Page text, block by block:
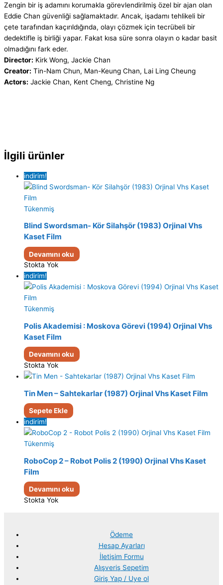
Zengin bir iş adamını korumakla görevlendirilmiş özel bir ajan olan
Eddie Chan güvenliği sağlamaktadır. Ancak, işadamı tehlikeli bir
çete tarafından kaçırıldığında, olayı çözmek için tecrübeli bir
dedektifle iş birliği yapar. Fakat kısa süre sonra olayın o kadar basit
olmadığını fark eder.
Director: Kirk Wong, Jackie Chan
Creator: Tin-Nam Chun, Man-Keung Chan, Lai Ling Cheung
Actors: Jackie Chan, Kent Cheng, Christine Ng
İlgili ürünler
indirim!
Tükenmiş
Blind Swordsman- Kör Silahşör (1983) Orjinal Vhs
Kaset Film
Devamını oku
Stokta Yok
indirim!
Tükenmiş
Polis Akademisi : Moskova Görevi (1994) Orjinal Vhs
Kaset Film
Devamını oku
Stokta Yok
Tin Men – Sahtekarlar (1987) Orjinal Vhs Kaset Film
Sepete Ekle
indirim!
Tükenmiş
RoboCop 2 – Robot Polis 2 (1990) Orjinal Vhs Kaset
Film
Devamını oku
Stokta Yok
Ödeme
Hesap Ayarları
İletişim Formu
Alışveriş Sepetim
Giriş Yap / Uye ol